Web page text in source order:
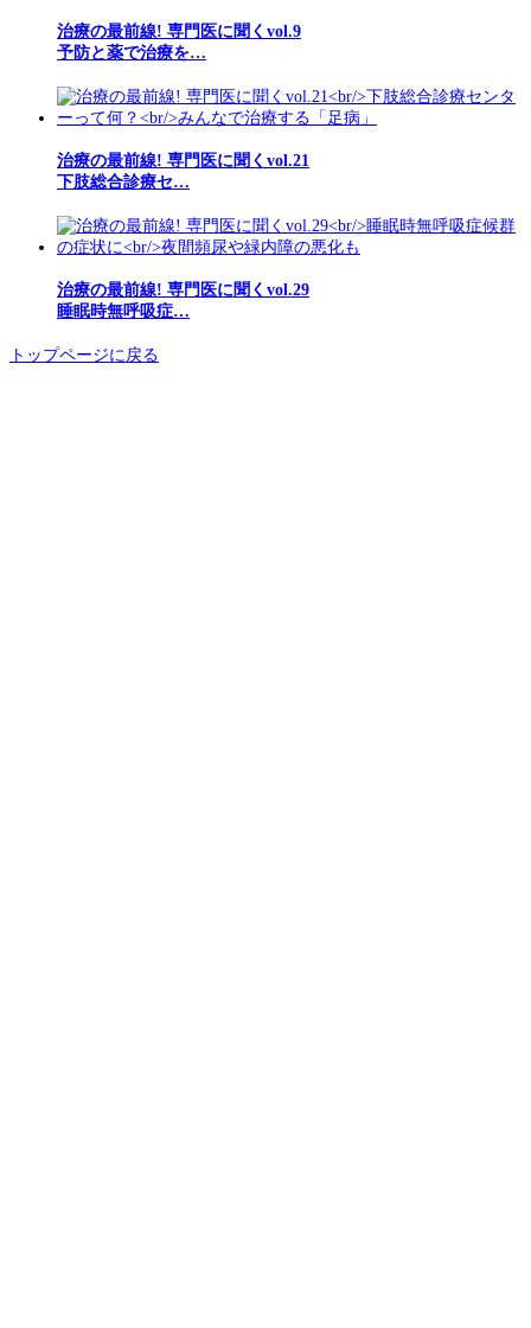
治療の最前線! 専門医に聞くvol.9
予防と薬で治療を…
治療の最前線! 専門医に聞くvol.21
下肢総合診療セ…
治療の最前線! 専門医に聞くvol.29
睡眠時無呼吸症…
トップページに戻る